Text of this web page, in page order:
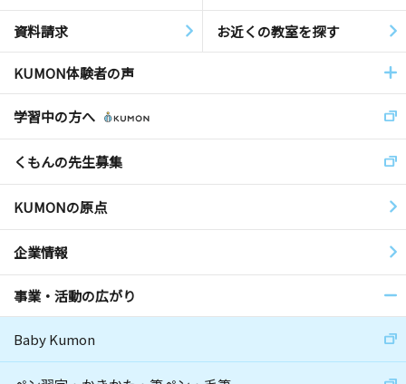
資料請求 お近くの教室を探す
KUMON体験者の声
学習中の方へ
くもんの先生募集
KUMONの原点
企業情報
事業・活動の広がり
Baby Kumon